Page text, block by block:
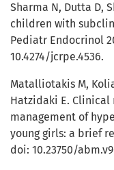
Sharma N, Dutta D,
children with
Pediatr Endocrinol
10.4274/jcrpe.4536.
Matalliotakis M,
Hatzidaki E.
management of
young girls: a brief
doi: 10.23750/